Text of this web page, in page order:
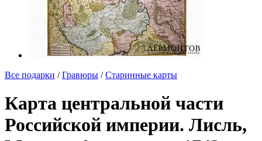
Все подарки /Гравюры /Старинные карты
Карта центральной части
Российской империи. Лисль,